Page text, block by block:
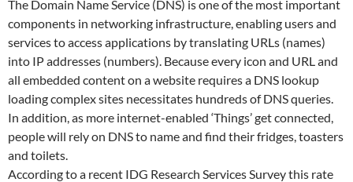
The Domain Name Service (DNS) is one of the most important
components in networking infrastructure, enabling users and
services to access applications by translating URLs (names)
into IP addresses (numbers). Because every icon and URL and
all embedded content on a website requires a DNS lookup
loading complex sites necessitates hundreds of DNS queries.
In addition, as more internet-enabled ‘Things’ get connected,
people will rely on DNS to name and find their fridges, toasters
and toilets.
According to a recent IDG Research Services Survey this rate